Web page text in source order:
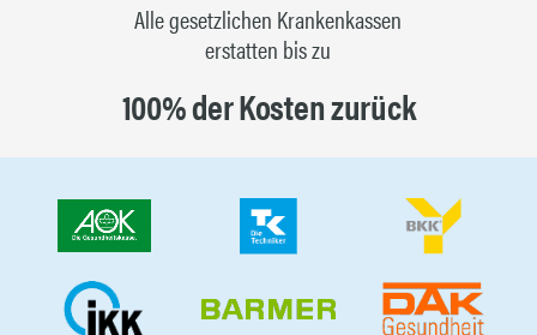
Alle gesetzlichen Krankenkassen
erstatten bis zu
100% der Kosten zurück